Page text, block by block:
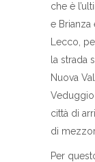
che è
e
Lecco,
la strada
Nuova
città di
di
Per